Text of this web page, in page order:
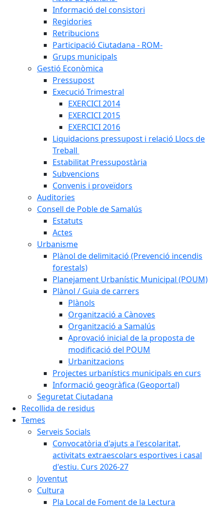
Informació del consistori
Regidories
Retribucions
Participació Ciutadana - ROM-
Grups municipals
Gestió Econòmica
Pressupost
Execució Trimestral
EXERCICI 2014
EXERCICI 2015
EXERCICI 2016
Liquidacions pressupost i relació Llocs de
Treball
Estabilitat Pressupostària
Subvencions
Convenis i proveïdors
Auditories
Consell de Poble de Samalús
Estatuts
Actes
Urbanisme
Plànol de delimitació (Prevenció incendis
forestals)
Planejament Urbanístic Municipal (POUM)
Plànol / Guia de carrers
Plànols
Organització a Cànoves
Organització a Samalús
Aprovació inicial de la proposta de
modificació del POUM
Urbanitzacions
Projectes urbanístics municipals en curs
Informació geogràfica (Geoportal)
Seguretat Ciutadana
Recollida de residus
Temes
Serveis Socials
Convocatòria d'ajuts a l'escolaritat,
activitats extraescolars esportives i casal
d'estiu. Curs 2026-27
Joventut
Cultura
Pla Local de Foment de la Lectura